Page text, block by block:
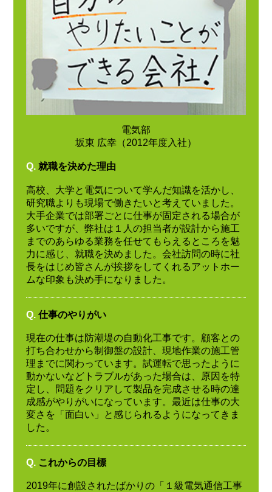
電気部
坂東 広幸（2012年度入社）
Q. 就職を決めた理由
高校、大学と電気について学んだ知識を活かし、
研究職よりも現場で働きたいと考えていました。
大手企業では部署ごとに仕事が固定される場合が
多いですが、弊社は１人の担当者が設計から施工
までのあらゆる業務を任せてもらえるところを魅
力に感じ、就職を決めました。会社訪問の時に社
長をはじめ皆さんが挨拶をしてくれるアットホー
ムな印象も決め手になりました。
Q. 仕事のやりがい
現在の仕事は防潮堤の自動化工事です。顧客との
打ち合わせから制御盤の設計、現地作業の施工管
理までに関わっています。試運転で思ったように
動かないなどトラブルがあった場合は、原因を特
定し、問題をクリアして製品を完成させる時の達
成感がやりがいになっています。最近は仕事の大
変さを「面白い」と感じられるようになってきま
した。
Q. これからの目標
2019年に創設されたばかりの「１級電気通信工事